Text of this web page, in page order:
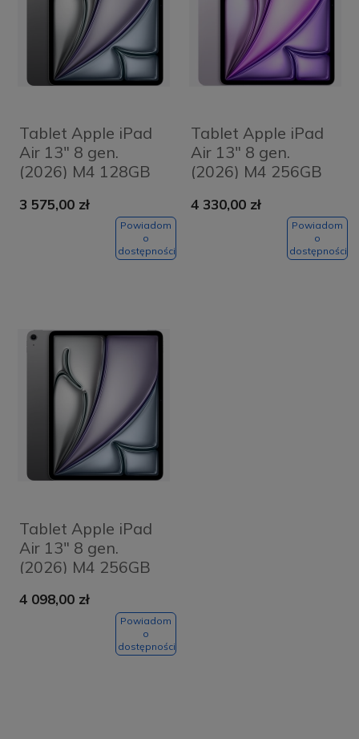
Tablet Apple iPad
Air 13" 8 gen.
(2026) M4 128GB
szarość - Space
3 575,00 zł
Powiadom
o
dostępności
Tablet Apple iPad
Air 13" 8 gen.
(2026) M4 256GB
Purple
4 330,00 zł
Powiadom
o
dostępności
Tablet Apple iPad
Air 13" 8 gen.
(2026) M4 256GB
szarość - Space
4 098,00 zł
Powiadom
o
dostępności